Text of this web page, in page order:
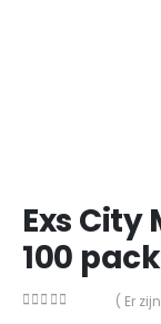
Exs City
100 pack
( Er